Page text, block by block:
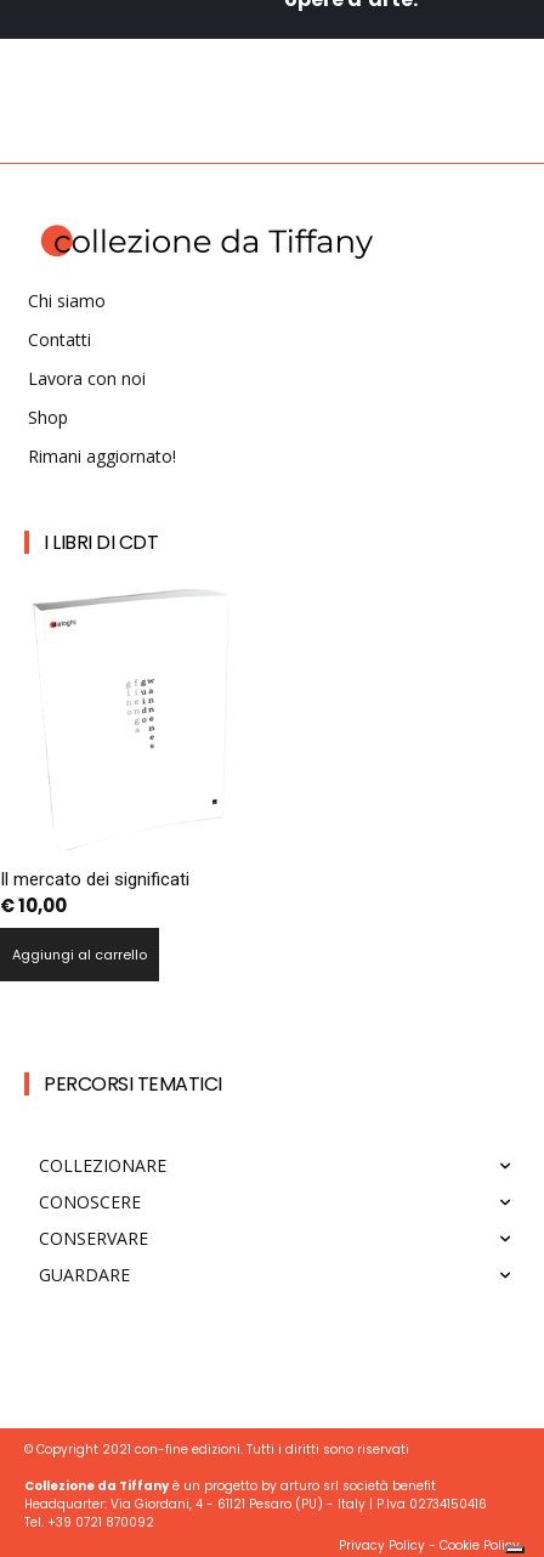
Chi siamo
Contatti
Lavora con noi
Shop
Rimani aggiornato!
I LIBRI DI CDT
Il mercato dei significati
€10,00
Aggiungi al carrello
PERCORSI TEMATICI
COLLEZIONARE
CONOSCERE
CONSERVARE
GUARDARE
© Copyright 2021 con-fine edizioni. Tutti i diritti sono riservati
Collezione da Tiffanyè un progetto by arturo srl società benefit
Headquarter: Via Giordani, 4 - 61121 Pesaro (PU) - Italy | P.Iva 02734150416
Tel. +39 0721 870092
Privacy Policy - Cookie Policy